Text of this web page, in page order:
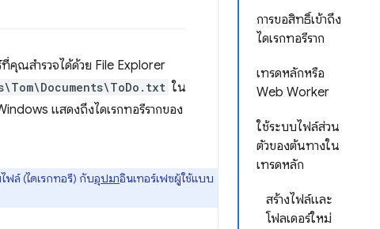
การขอสิทธิ์เข้าถึง
ไดเรกทอรีราก
เทรดหลักหรือ
Web Worker
ใช้ระบบไฟล์ส่วน
ตัวของต้นทางใน
เทรดหลัก
สร้างไฟล์และ
โฟลเดอร์ใหม่
คุณสำรวจได้ด้วย File Explorer
ใน
แสดงถึงไดเรกทอรีรากของ
ฟล์ (ไดเรกทอรี) กับอุปมาอินเทอร์เฟซผู้ใช้แบบ